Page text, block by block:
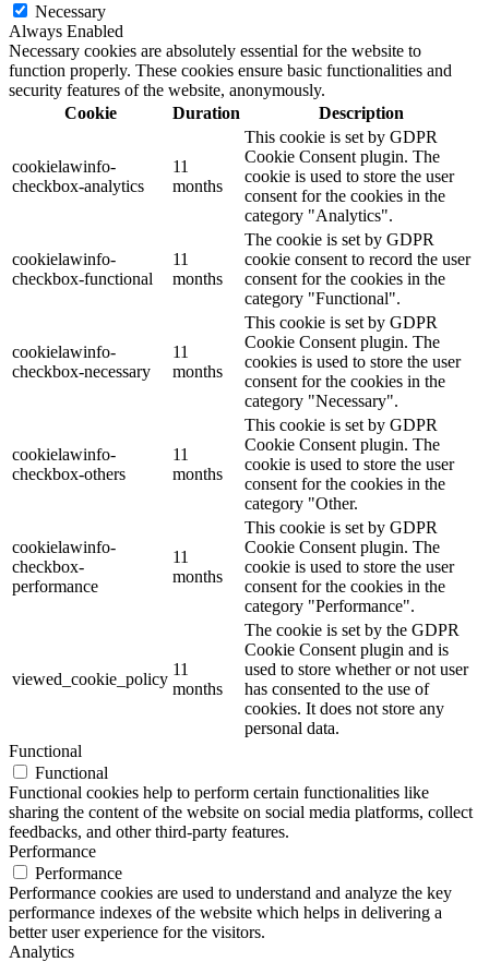
Necessary
Always Enabled
Necessary cookies are absolutely essential for the website to
function properly. These cookies ensure basic functionalities and
security features of the website, anonymously.
Cookie
Duration Description
cookielawinfo-
checkbox-analytics
11
months
This cookie is set by GDPR
Cookie Consent plugin. The
cookie is used to store the user
consent for the cookies in the
category "Analytics".
cookielawinfo-
checkbox-functional
11
months
The cookie is set by GDPR
cookie consent to record the user
consent for the cookies in the
category "Functional".
cookielawinfo-
checkbox-necessary
11
months
This cookie is set by GDPR
Cookie Consent plugin. The
cookies is used to store the user
consent for the cookies in the
category "Necessary".
cookielawinfo-
checkbox-others
11
months
This cookie is set by GDPR
Cookie Consent plugin. The
cookie is used to store the user
consent for the cookies in the
category "Other.
cookielawinfo-
checkbox-
performance
11
months
This cookie is set by GDPR
Cookie Consent plugin. The
cookie is used to store the user
consent for the cookies in the
category "Performance".
viewed_cookie_policy
11
months
The cookie is set by the GDPR
Cookie Consent plugin and is
used to store whether or not user
has consented to the use of
cookies. It does not store any
personal data.
Functional
Functional
Functional cookies help to perform certain functionalities like
sharing the content of the website on social media platforms, collect
feedbacks, and other third-party features.
Performance
Performance
Performance cookies are used to understand and analyze the key
performance indexes of the website which helps in delivering a
better user experience for the visitors.
Analytics